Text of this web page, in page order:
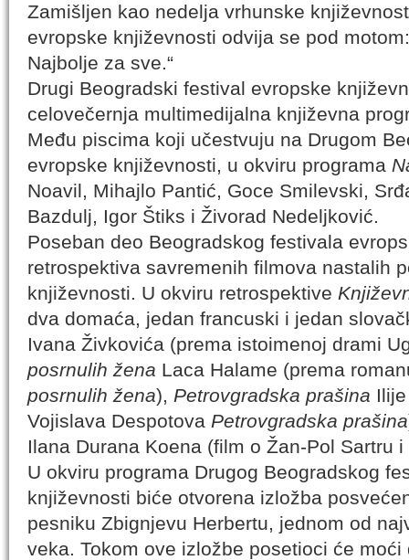
Zamišljen kao nedelja vrhunske
evropske književnosti odvija se pod
Najbolje za sve.“
Drugi Beogradski festival evropske
celovečernja multimedijalna književna
Među piscima koji učestvuju na Drugom
evropske književnosti, u okviru programa
Noavil, Mihajlo Pantić, Goce Smilevski,
Bazdulj, Igor Štiks i Živorad Nedeljković.
Poseban deo Beogradskog festivala
retrospektiva savremenih filmova nastalih
književnosti. U okviru retrospektive
dva domaća, jedan francuski i jedan
Ivana Živkovića (prema istoimenoj drami
posrnulih žena Laca Halame (prema
posrnulih žena), Petrovgradska prašina
Vojislava Despotova Petrovgradska prašina
Ilana Durana Koena (film o Žan-Pol Sartru
U okviru programa Drugog Beogradskog
književnosti biće otvorena izložba
pesniku Zbignjevu Herbertu, jednom od
veka. Tokom ove izložbe posetioci će